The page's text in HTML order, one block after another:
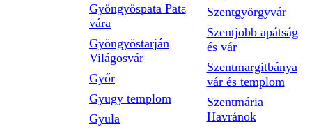
Gyöngyöspata Pata
vára
Gyöngyöstarján
Világosvár
Győr
Gyugy templom
Gyula
Szentgyörgyvár
Szentjobb apátság
és vár
Szentmargitbánya
vár és templom
Szentmária
Havránok